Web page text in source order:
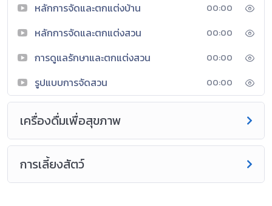
หลักการจัดและตกแต่งบ้าน 00:00
หลักการจัดและตกแต่งสวน 00:00
การดูแลรักษาและตกแต่งสวน 00:00
รูปแบบการจัดสวน 00:00
เครื่องดื่มเพื่อสุขภาพ
การเลี้ยงสัตว์